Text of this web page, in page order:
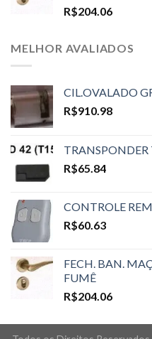
R$204.06
MELHOR AVALIADOS
CIL.OVALADO
R$910.98
TRANSPONDER
R$65.84
CONTROLE
R$60.63
FECH. BAN.
FUMÊ
R$204.06